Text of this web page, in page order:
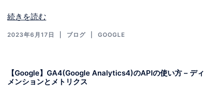
続きを読む
2023年6月17日 ブログ GOOGLE
【Google】GA4(Google Analytics4)のAPIの使い方 – ディ
メンションとメトリクス